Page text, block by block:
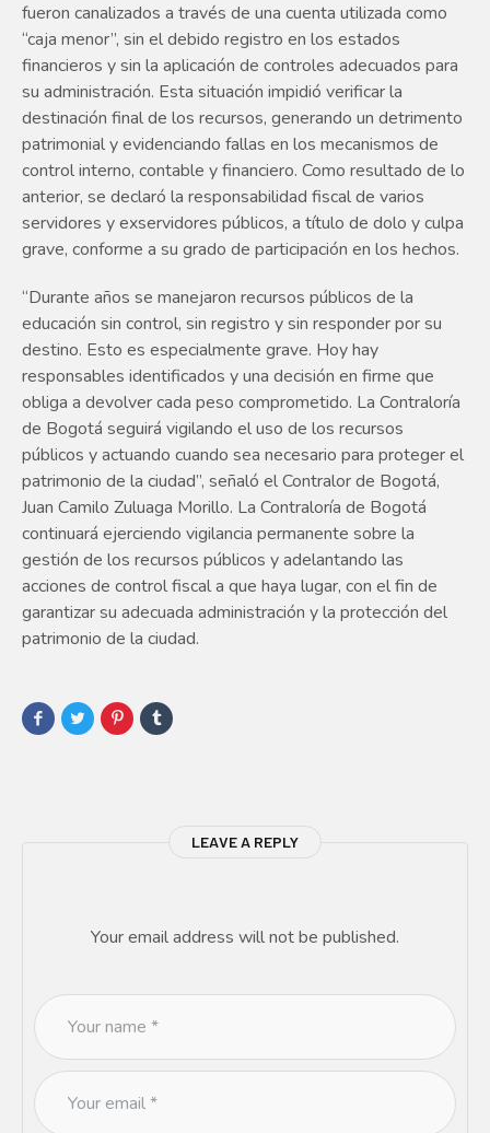
fueron canalizados a través de una cuenta utilizada como
“caja menor”, sin el debido registro en los estados
financieros y sin la aplicación de controles adecuados para
su administración. Esta situación impidió verificar la
destinación final de los recursos, generando un detrimento
patrimonial y evidenciando fallas en los mecanismos de
control interno, contable y financiero. Como resultado de lo
anterior, se declaró la responsabilidad fiscal de varios
servidores y exservidores públicos, a título de dolo y culpa
grave, conforme a su grado de participación en los hechos.
“Durante años se manejaron recursos públicos de la
educación sin control, sin registro y sin responder por su
destino. Esto es especialmente grave. Hoy hay
responsables identificados y una decisión en firme que
obliga a devolver cada peso comprometido. La Contraloría
de Bogotá seguirá vigilando el uso de los recursos
públicos y actuando cuando sea necesario para proteger el
patrimonio de la ciudad”, señaló el Contralor de Bogotá,
Juan Camilo Zuluaga Morillo. La Contraloría de Bogotá
continuará ejerciendo vigilancia permanente sobre la
gestión de los recursos públicos y adelantando las
acciones de control fiscal a que haya lugar, con el fin de
garantizar su adecuada administración y la protección del
patrimonio de la ciudad.
LEAVE A REPLY
Your email address will not be published.